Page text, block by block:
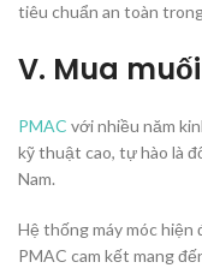
tiêu chuẩn an toàn
V. Mua
PMAC với nhiều năm
kỹ thuật cao, tự hào là
Nam.
Hệ thống máy móc hiện
PMAC cam kết mang